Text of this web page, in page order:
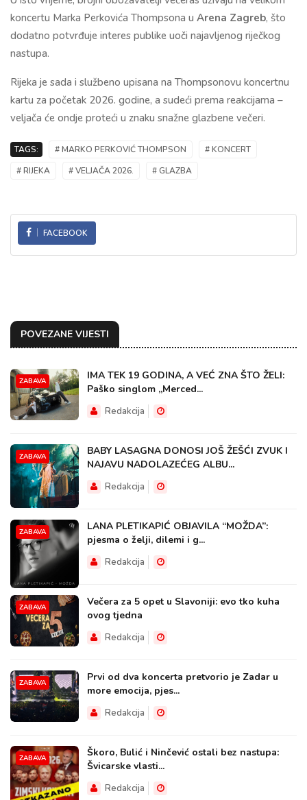
koncertu Marka Perkovića Thompsona u Arena Zagreb, što
dodatno potvrđuje interes publike uoči najavljenog riječkog
nastupa.
Rijeka je sada i službeno upisana na Thompsonovu koncertnu
kartu za početak 2026. godine, a sudeći prema reakcijama –
veljača će ondje proteći u znaku snažne glazbene večeri.
TAGS: # MARKO PERKOVIĆ THOMPSON
# KONCERT
# RIJEKA
# VELJAČA 2026. # GLAZBA
FACEBOOK
POVEZANE VIJESTI
ZABAVA
IMA TEK 19 GODINA, A VEĆ ZNA ŠTO ŽELI:
Paško singlom „Merced...
Redakcija
ZABAVA
BABY LASAGNA DONOSI JOŠ ŽEŠĆI ZVUK I
NAJAVU NADOLAZEĆEG ALBU...
Redakcija
ZABAVA
LANA PLETIKAPIĆ OBJAVILA “MOŽDA”:
pjesma o želji, dilemi i g...
Redakcija
ZABAVA
Večera za 5 opet u Slavoniji: evo tko kuha
ovog tjedna
Redakcija
ZABAVA
Prvi od dva koncerta pretvorio je Zadar u
more emocija, pjes...
Redakcija
ZABAVA
Škoro, Bulić i Ninčević ostali bez nastupa:
Švicarske vlasti...
Redakcija